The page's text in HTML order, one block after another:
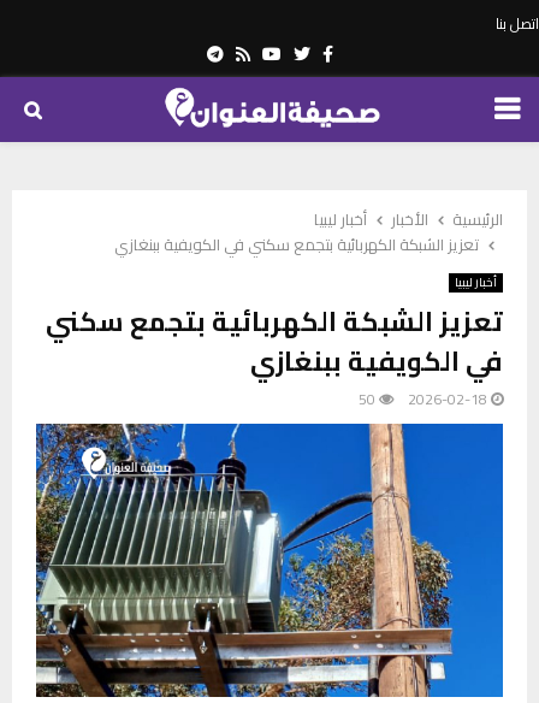
اتصل بنا
Facebook
Twitter
Youtube
Rss
Telegram
PRIMARY
الرئيسية الأخبار
أخبار ليبيا
تعزيز الشبكة الكهربائية بتجمع سكني في الكويفية ببنغازي
أخبار ليبيا
تعزيز الشبكة الكهربائية بتجمع سكني
في الكويفية ببنغازي
2026-02-18
50